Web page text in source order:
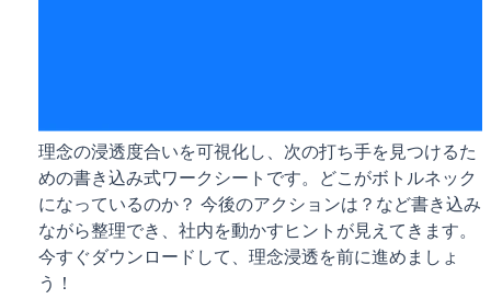
理念の浸透度合いを可視化し、次の打ち手を見つけるた
めの書き込み式ワークシートです。どこがボトルネック
になっているのか？ 今後のアクションは？など書き込み
ながら整理でき、社内を動かすヒントが見えてきます。
今すぐダウンロードして、理念浸透を前に進めましょ
う！